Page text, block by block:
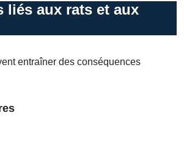
liés aux rats et aux
entraîner des conséquences